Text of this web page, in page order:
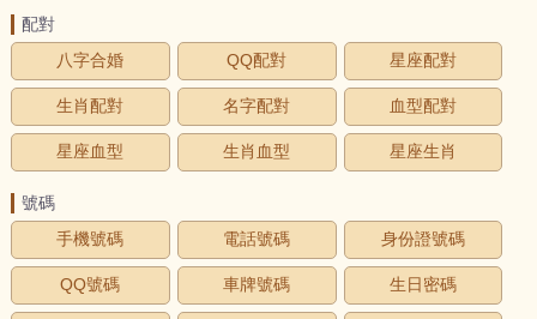
配對
八字合婚
QQ配對 星座配對
生肖配對 名字配對 血型配對
星座血型 生肖血型 星座生肖
號碼
手機號碼
電話號碼 身份證號碼
QQ號碼 車牌號碼 生日密碼